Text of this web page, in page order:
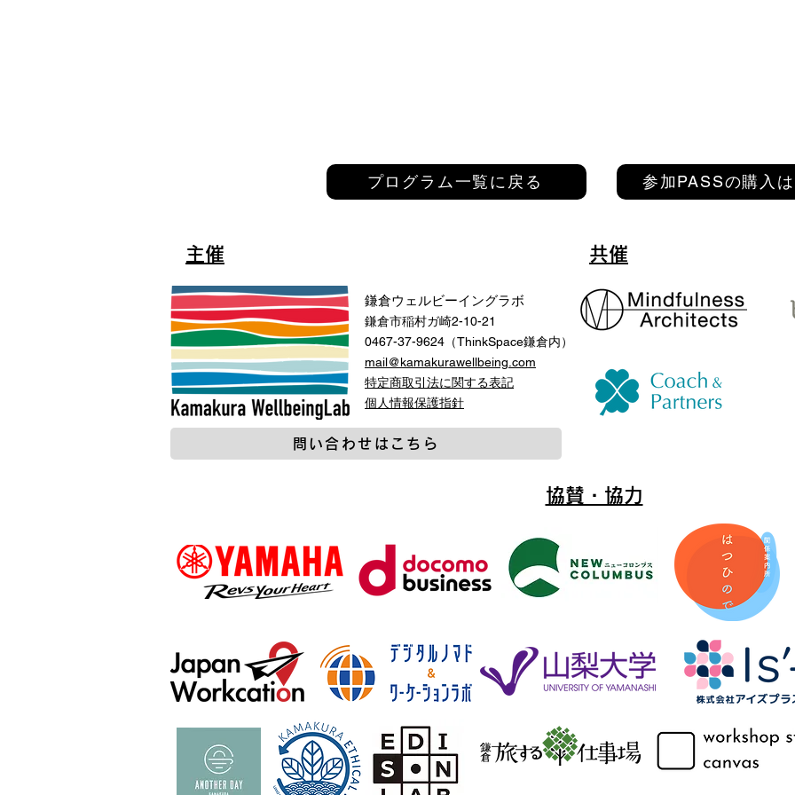
プログラム一覧に戻る 参加PASSの購入
主催 共催
鎌倉ウェルビーイングラボ
鎌倉市稲村ガ崎2-10-21
0467-37-9624（ThinkSpace鎌倉内）
mail@kamakurawellbeing.com
特定商取引法に関する表記
​個人情報保護指針
問い合わせはこちら
協賛・協力